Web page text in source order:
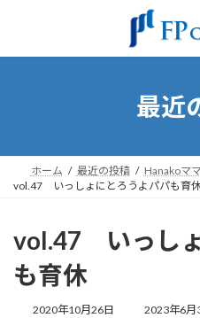
ン
ー
最近
ホーム 最近の投稿
Hanakoマ
vol.47 いっしょにとろうよパパも育
vol.47 いっし
も育休
2020年10月26日
最
2023年6月